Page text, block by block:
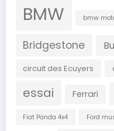
BMW bmw
Bridgestone
circuit des Ecuyers
essai Ferrari
Fiat Panda 4x4 Ford